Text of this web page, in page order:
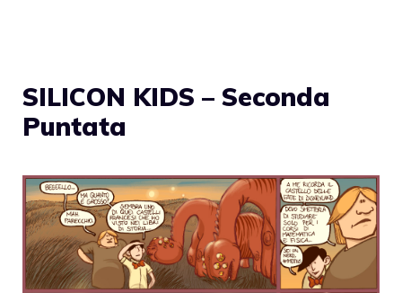
SILICON KIDS – Seconda
Puntata